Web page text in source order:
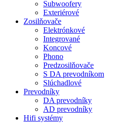
Subwoofery
Exteriérové
Zosilňovače
Elektrónkové
Integrované
Koncové
Phono
Predzosilňovače
S DA prevodníkom
Slúchadlové
Prevodníky
DA prevodníky
AD prevodníky
Hifi systémy